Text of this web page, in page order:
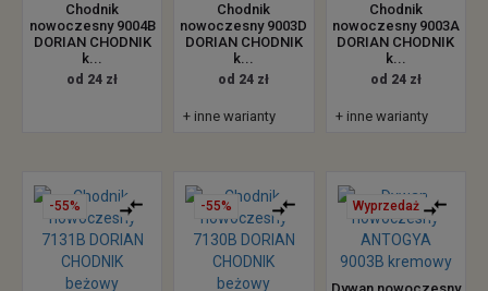
Chodnik
nowoczesny 9004B
DORIAN CHODNIK
k...
od 24 zł
Chodnik
nowoczesny 9003D
DORIAN CHODNIK
k...
od 24 zł
+ inne warianty
Chodnik
nowoczesny 9003A
DORIAN CHODNIK
k...
od 24 zł
+ inne warianty
-55% -55% Wyprzedaż